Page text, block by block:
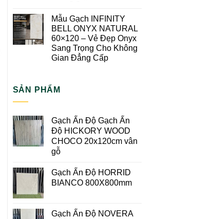
Mẫu Gạch INFINITY
BELL ONYX NATURAL
60×120 – Vẻ Đẹp Onyx
Sang Trọng Cho Không
Gian Đẳng Cấp
SẢN PHẨM
Gạch Ấn Độ Gạch Ấn
Độ HICKORY WOOD
CHOCO 20x120cm vân
gỗ
Gạch Ấn Độ HORRID
BIANCO 800X800mm
Gạch Ấn Độ NOVERA